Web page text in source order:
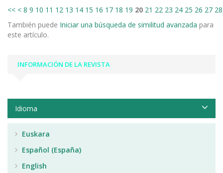
<< < 8 9 10 11 12 13 14 15 16 17 18 19 20 21 22 23 24 25 26 27 28
También puede Iniciar una búsqueda de similitud avanzada para
este artículo.
INFORMACIÓN DE LA REVISTA
Idioma
Euskara
Español (España)
English